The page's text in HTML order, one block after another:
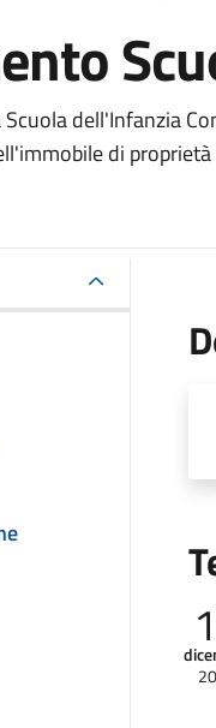
dell'Infanzia
di